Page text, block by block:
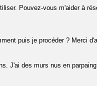
Pouvez-vous m'aider à
puis je procéder ? Merci
J'ai des murs nus en